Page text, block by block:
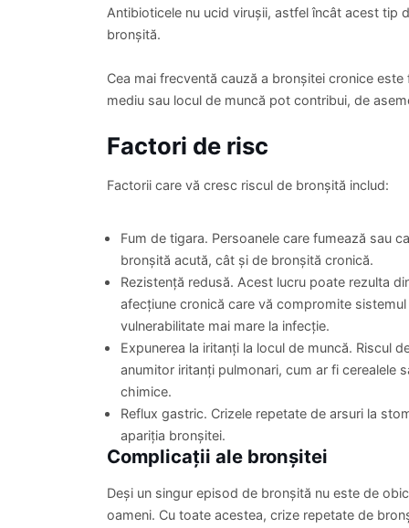
Antibioticele nu ucid virușii, astfel încât acest tip
bronșită.
Cea mai frecventă cauză a bronșitei cronice
mediu sau locul de muncă pot contribui, de
Factori de risc
Factorii care vă cresc riscul de bronșită includ:
Medic Primar, Alergologie
Control alergologie(dupa consult)
PROGRAMARE
Medic
Fum de tigara. Persoanele care fumează sau